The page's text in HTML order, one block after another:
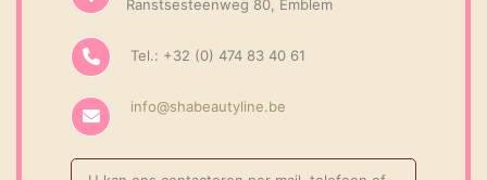
Ranstsesteenweg 80, Emblem
Tel.: +32 (0) 474 83 40 61
info@shabeautyline.be